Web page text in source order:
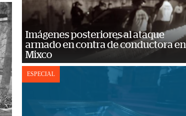
Imágenes posteriores al ataque
armado en contra de conductora en
Mixco
ESPECIAL